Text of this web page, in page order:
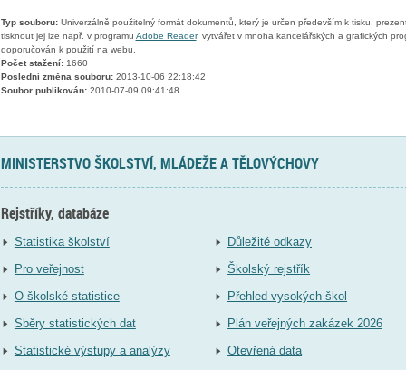
Typ souboru:Univerzálně použitelný formát dokumentů, který je určen především k tisku,
tisknout jej lze např. v programu Adobe Reader, vytvářet v mnoha kancelářských a grafických
doporučován k použití na webu.
Počet stažení:1660
Poslední změna souboru:2013-10-06 22:18:42
Soubor publikován:2010-07-09 09:41:48
MINISTERSTVO ŠKOLSTVÍ, MLÁDEŽE A TĚLOVÝCHOVY
Rejstříky, databáze
Statistika školství
Pro veřejnost
O školské statistice
Sběry statistických dat
Statistické výstupy a analýzy
Důležité odkazy
Školský rejstřík
Přehled vysokých škol
Plán veřejných zakázek 2026
Otevřená data